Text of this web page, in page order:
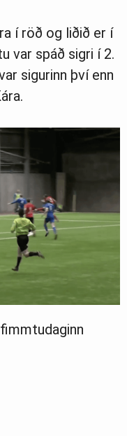
í röð og liðið er í
var spáð sigri í 2.
sigurinn því enn